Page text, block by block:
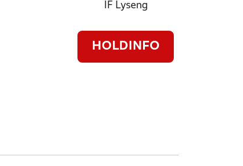
IF Lyseng
HOLDINFO